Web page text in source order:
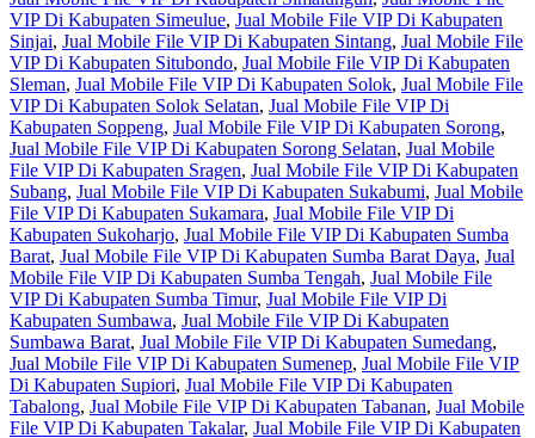
VIP Di Kabupaten Simeulue, Jual Mobile File VIP Di Kabupaten
Sinjai, Jual Mobile File VIP Di Kabupaten Sintang, Jual Mobile File
VIP Di Kabupaten Situbondo, Jual Mobile File VIP Di Kabupaten
Sleman, Jual Mobile File VIP Di Kabupaten Solok, Jual Mobile File
VIP Di Kabupaten Solok Selatan, Jual Mobile File VIP Di
Kabupaten Soppeng, Jual Mobile File VIP Di Kabupaten Sorong,
Jual Mobile File VIP Di Kabupaten Sorong Selatan, Jual Mobile
File VIP Di Kabupaten Sragen, Jual Mobile File VIP Di Kabupaten
Subang, Jual Mobile File VIP Di Kabupaten Sukabumi, Jual Mobile
File VIP Di Kabupaten Sukamara, Jual Mobile File VIP Di
Kabupaten Sukoharjo, Jual Mobile File VIP Di Kabupaten Sumba
Barat, Jual Mobile File VIP Di Kabupaten Sumba Barat Daya, Jual
Mobile File VIP Di Kabupaten Sumba Tengah, Jual Mobile File
VIP Di Kabupaten Sumba Timur, Jual Mobile File VIP Di
Kabupaten Sumbawa, Jual Mobile File VIP Di Kabupaten
Sumbawa Barat, Jual Mobile File VIP Di Kabupaten Sumedang,
Jual Mobile File VIP Di Kabupaten Sumenep, Jual Mobile File VIP
Di Kabupaten Supiori, Jual Mobile File VIP Di Kabupaten
Tabalong, Jual Mobile File VIP Di Kabupaten Tabanan, Jual Mobile
File VIP Di Kabupaten Takalar, Jual Mobile File VIP Di Kabupaten